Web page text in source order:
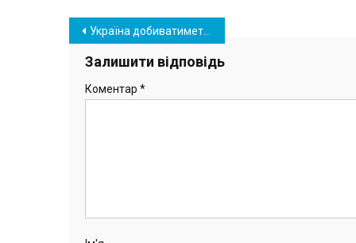
Навігація
записів
Україна добиватиметься повернення чоловіків з-за кордону для мобілізації
Залишити відповідь
Коментар *